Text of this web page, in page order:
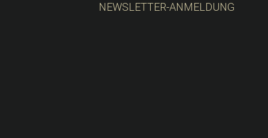
NEWSLETTER-ANMELDUNG